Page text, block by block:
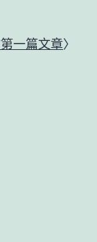
一篇文章〉